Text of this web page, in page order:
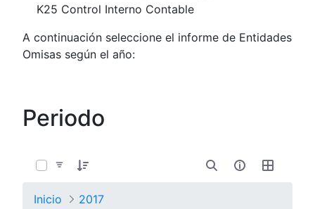
K25 Control Interno Contable
A continuación seleccione el informe de Entidades
Omisas según el año:
Periodo
Inicio 2017